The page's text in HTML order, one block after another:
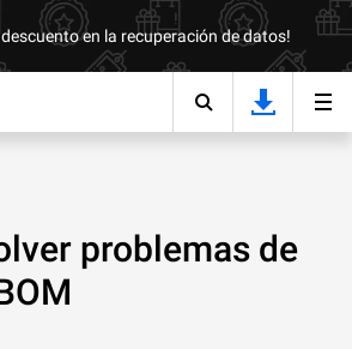
en la recuperación de datos!
problemas de